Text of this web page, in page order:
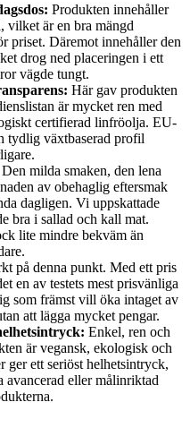
Produkten innehåller
är en bra mängd
priset. Däremot innehåller den
drog ned placeringen i ett
vägde tungt.
Här gav produkten
är mycket ren med
certifierad linfröolja. EU-
tydlig växtbaserad profil
Den milda smaken, den lena
av obehaglig eftersmak
dagligen. Vi uppskattade
bra i sallad och kall mat.
lite mindre bekväm än
på denna punkt. Med ett pris
en av testets mest prisvänliga
som främst vill öka intaget av
att lägga mycket pengar.
Enkel, ren och
är vegansk, ekologisk och
ger ett seriöst helhetsintryck,
avancerad eller målinriktad